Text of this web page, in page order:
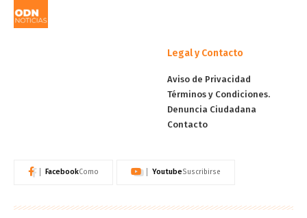
Legal y Contacto
Aviso de Privacidad
Términos y Condiciones.
Denuncia Ciudadana
Contacto
FacebookComo YoutubeSuscribirse